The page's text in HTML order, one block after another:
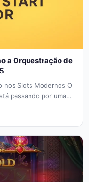
a Orquestração de
nos Slots Modernos O
passando por uma